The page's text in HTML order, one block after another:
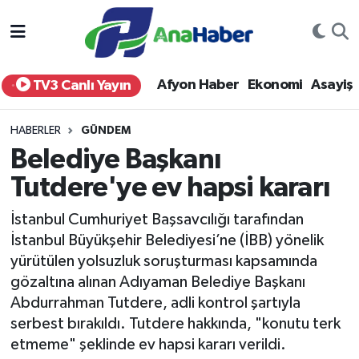
TV3 Canlı Yayın Afyon Haber Ekonomi Asayiş
HABERLER GÜNDEM
Belediye Başkanı
Tutdere'ye ev hapsi kararı
İstanbul Cumhuriyet Başsavcılığı tarafından
İstanbul Büyükşehir Belediyesi’ne (İBB) yönelik
yürütülen yolsuzluk soruşturması kapsamında
gözaltına alınan Adıyaman Belediye Başkanı
Abdurrahman Tutdere, adli kontrol şartıyla
serbest bırakıldı. Tutdere hakkında, "konutu terk
etmeme" şeklinde ev hapsi kararı verildi.
Yurt Haber
Afyon Haber
Siyaset
Spor
Eğitim
Sağlık
Teknoloji
Afyonkarahisar Nöbetçi Eczaneler
Afyonkarahisar Hava Durumu
Afyonkarahisar Trafik Yoğunluk Haritası
Süper Lig Puan Durumu ve Fikstür
Tüm Manşetler
Son Dakika Haberleri
Haber Arşivi